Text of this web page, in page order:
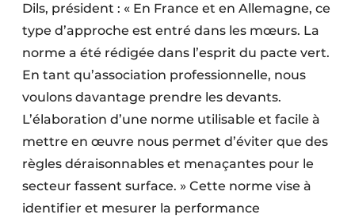
Dils, président : « En France et en Allemagne, ce
type d’approche est entré dans les mœurs. La
norme a été rédigée dans l’esprit du pacte vert.
En tant qu’association professionnelle, nous
voulons davantage prendre les devants.
L’élaboration d’une norme utilisable et facile à
mettre en œuvre nous permet d’éviter que des
règles déraisonnables et menaçantes pour le
secteur fassent surface. » Cette norme vise à
identifier et mesurer la performance